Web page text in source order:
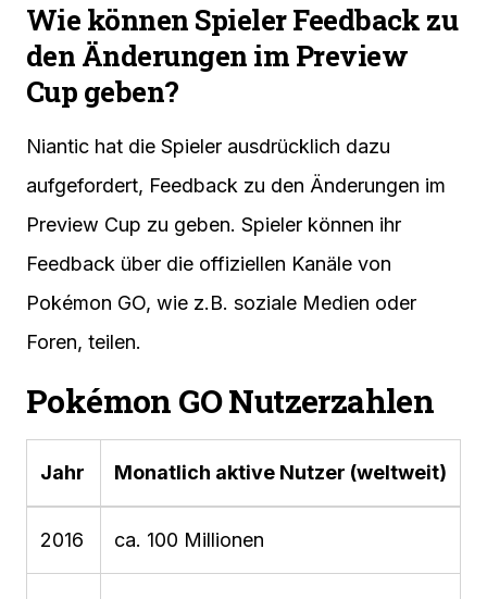
Wie können Spieler Feedback zu
den Änderungen im Preview
Cup geben?
Niantic hat die Spieler ausdrücklich dazu
aufgefordert, Feedback zu den Änderungen im
Preview Cup zu geben. Spieler können ihr
Feedback über die offiziellen Kanäle von
Pokémon GO, wie z.B. soziale Medien oder
Foren, teilen.
Pokémon GO Nutzerzahlen
Jahr Monatlich aktive Nutzer (weltweit)
2016 ca. 100 Millionen